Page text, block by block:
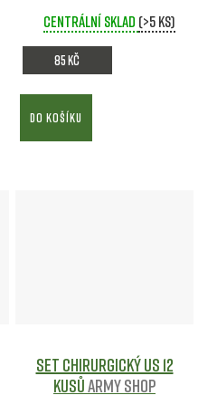
Centrální sklad (>5 ks)
85 Kč
DO KOŠÍKU
Set chirurgický US 12
kusůArmy shop